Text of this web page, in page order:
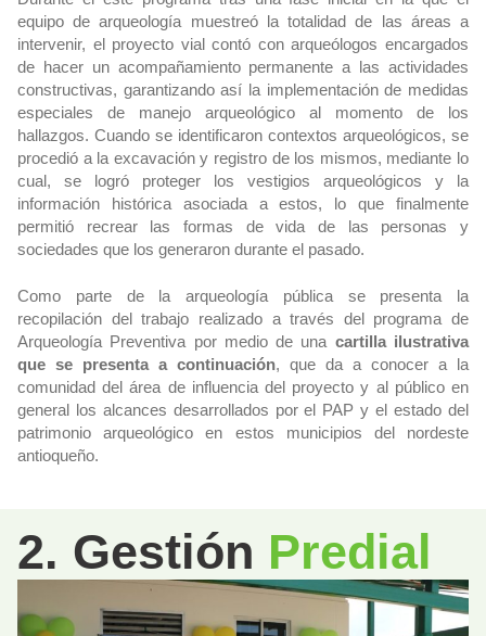
equipo de arqueología muestreó la totalidad de las áreas a
intervenir, el proyecto vial contó con arqueólogos encargados
de hacer un acompañamiento permanente a las actividades
constructivas, garantizando así la implementación de medidas
especiales de manejo arqueológico al momento de los
hallazgos. Cuando se identificaron contextos arqueológicos, se
procedió a la excavación y registro de los mismos, mediante lo
cual, se logró proteger los vestigios arqueológicos y la
información histórica asociada a estos, lo que finalmente
permitió recrear las formas de vida de las personas y
sociedades que los generaron durante el pasado.
Como parte de la arqueología pública se presenta la
recopilación del trabajo realizado a través del programa de
Arqueología Preventiva por medio de una cartilla ilustrativa
que se presenta a continuación, que da a conocer a la
comunidad del área de influencia del proyecto y al público en
general los alcances desarrollados por el PAP y el estado del
patrimonio arqueológico en estos municipios del nordeste
antioqueño.
2. Gestión Predial